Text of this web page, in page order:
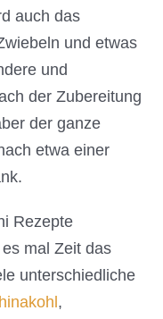
auch das
und etwas
und
der Zubereitung
der ganze
etwa einer
Rezepte
mal Zeit das
unterschiedliche
,